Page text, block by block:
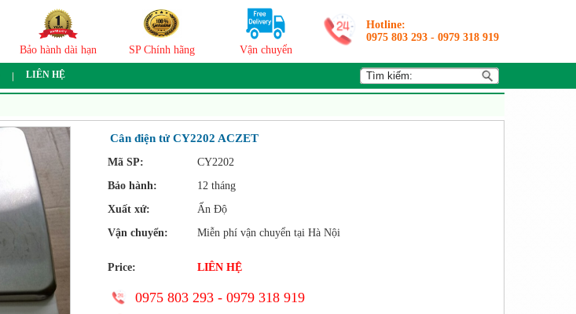
Bảo hành dài hạn SP Chính hãng Vận chuyển
Hotline:
0975 803 293 - 0979 318 919
LIÊN HỆ
Cân điện tử CY2202 ACZET
Mã SP:
CY2202
Bảo hành:
12 tháng
Xuất xứ:
Ấn Độ
Vận chuyển:
Miễn phí vận chuyển tại Hà Nội
Price: LIÊN HỆ
0975 803 293 - 0979 318 919